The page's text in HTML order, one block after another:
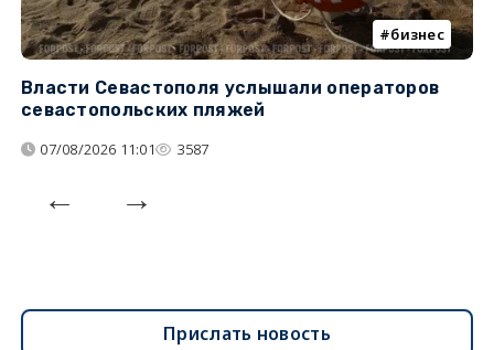
бизнес
Власти Севастополя услышали операторов
севастопольских пляжей
07/08/2026 11:01 3587
Прислать новость